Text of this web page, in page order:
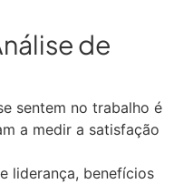
de
sentem no trabalho é
a medir a satisfação
liderança, benefícios